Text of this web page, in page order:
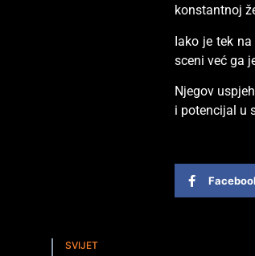
konstantnoj
Iako je tek
sceni već ga
Njegov
i potencijal u
SVIJET